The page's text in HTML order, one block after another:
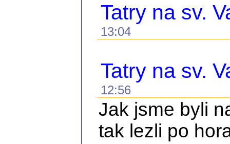
Tatry na sv.
13:04
Tatry na sv.
12:56
Jak jsme byli
tak lezli po